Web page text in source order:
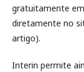
gratuitamente
diretamente no
artigo).
Interin permite